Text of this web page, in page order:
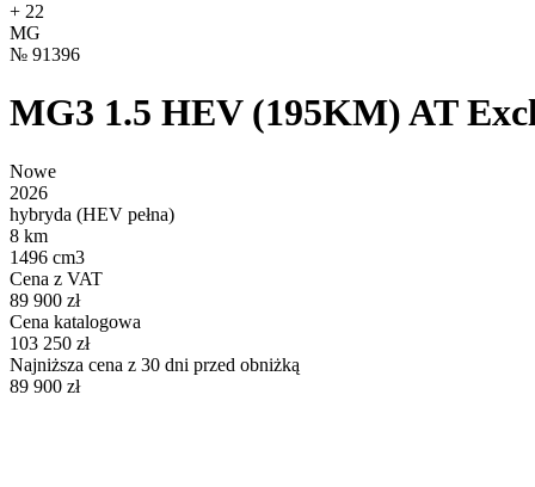
+ 22
MG
№ 91396
MG3 1.5 HEV (195KM) AT
Nowe
2026
hybryda (HEV pełna)
8 km
1496 cm3
Cena z VAT
89 900 zł
Cena katalogowa
103 250 zł
Najniższa cena z 30 dni przed obniżką
89 900 zł